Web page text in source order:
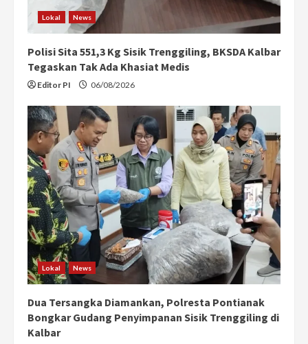
Lokal News
Polisi Sita 551,3 Kg Sisik Trenggiling, BKSDA Kalbar
Tegaskan Tak Ada Khasiat Medis
Editor PI 06/08/2026
Lokal News
Dua Tersangka Diamankan, Polresta Pontianak
Bongkar Gudang Penyimpanan Sisik Trenggiling di
Kalbar